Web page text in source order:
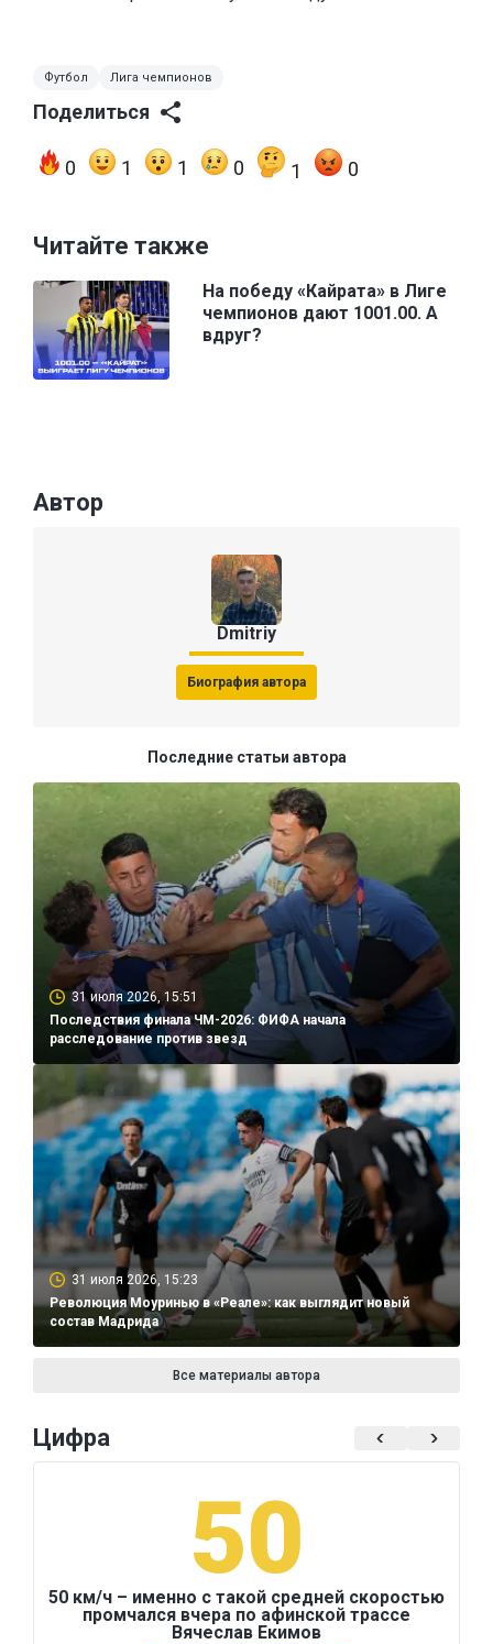
Футбол Лига чемпионов
Поделиться
0 1 1 0 1 0
Читайте также
На победу «Кайрата» в Лиге
чемпионов дают 1001.00. А
вдруг?
Автор
Dmitriy
Биография автора
Последние статьи автора
31 июля 2026, 15:51
Последствия финала ЧМ-2026: ФИФА начала
расследование против звезд
31 июля 2026, 15:23
Революция Моуринью в «Реале»: как выглядит новый
состав Мадрида
Все материалы автора
Цифра
50
50 км/ч – именно с такой средней скоростью
промчался вчера по афинской трассе
Вячеслав Екимов